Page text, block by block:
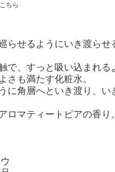
ちら
らせるようにいき渡らせ
で、すっと吸い込まれる
さも満たす化粧水。
に角層へといき渡り、い
ロマティートピアの香り。